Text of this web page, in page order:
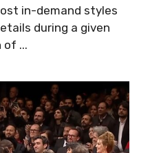
in-demand styles
during a given
of ...